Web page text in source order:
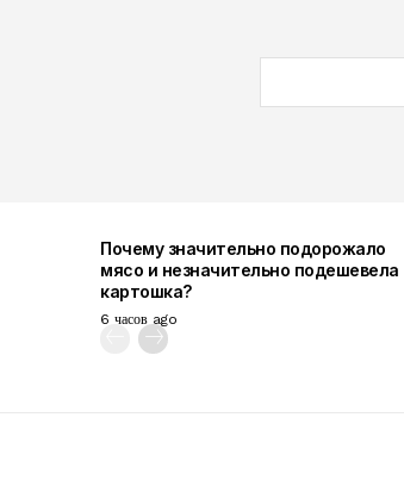
Почему значительно подорожало
мясо и незначительно подешевела
картошка?
6 часов ago